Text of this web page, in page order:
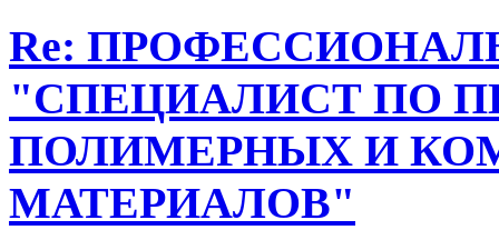
Re:
"СПЕЦИАЛИСТ ПО
ПОЛИМЕРНЫХ И
МАТЕРИАЛОВ"